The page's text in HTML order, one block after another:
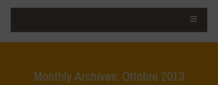
Monthly Archives: Ottobre 2013